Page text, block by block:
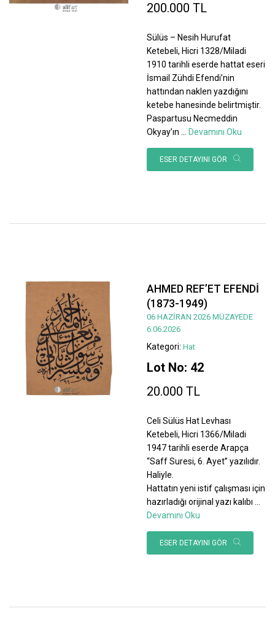
200.000 TL
Sülüs – Nesih Hurufat
Ketebeli, Hicri 1328/Miladi
1910 tarihli eserde hattat eseri
İsmail Zühdi Efendi’nin
hattından naklen yazdığını
ketebe hanesinde belirtmiştir.
Paspartusu Necmeddin
Okyay’ın
Devamını Oku
ESER DETAYINI GÖR
AHMED REF’ET EFENDİ
(1873-1949)
06 HAZİRAN 2026 MÜZAYEDE
6.06.2026
Kategori: Hat
Lot No: 42
20.000 TL
Celi Sülüs Hat Levhası
Ketebeli, Hicri 1366/Miladi
1947 tarihli eserde Arapça
“Saff Suresi, 6. Ayet” yazılıdır.
Haliyle.
Hattatın yeni istif çalışması için
hazırladığı orijinal yazı kalıbı
Devamını Oku
ESER DETAYINI GÖR